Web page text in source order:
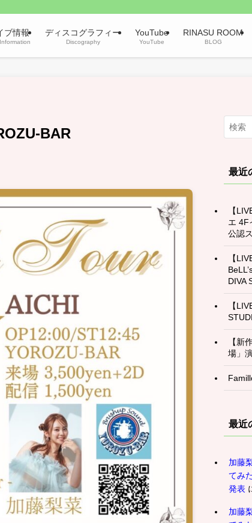
ブ情報 ディスコグラフィー
Discography
YouTube
YouTube
RINASU ROOM
BLOG
BAR
最近
【
エ 4F
公認
【
DIVA
【
【新
場」
最近
加藤
てみ
発表
加藤